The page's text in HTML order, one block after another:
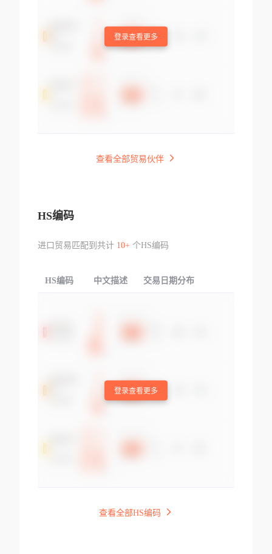
登录查看更多
查看全部贸易伙伴
HS编码
进口贸易匹配到共计 10+个HS编码
HS编码 中文描述 交易日期分布
登录查看更多
查看全部HS编码